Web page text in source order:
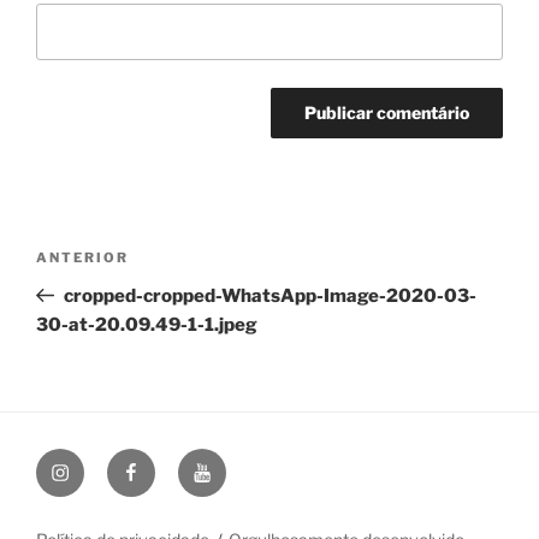
Post
Post
anterior
ANTERIOR
cropped-cropped-WhatsApp-Image-2020-03-
30-at-20.09.49-1-1.jpeg
InstagramFacebookYouTube